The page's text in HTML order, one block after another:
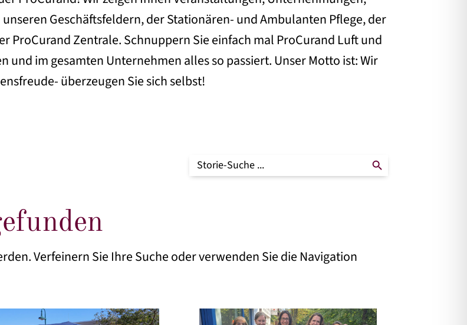
Geschäftsfeldern, der Stationären- und Ambulanten Pflege, der
ProCurand Zentrale. Schnuppern Sie einfach mal ProCurand Luft und
und im gesamten Unternehmen alles so passiert. Unser Motto ist: Wir
überzeugen Sie sich selbst!
Suche
nach:
Verfeinern Sie Ihre Suche oder verwenden Sie die Navigation